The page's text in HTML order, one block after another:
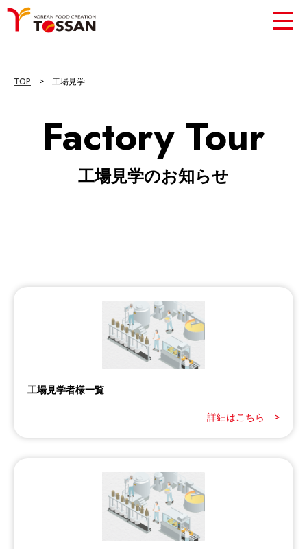
TOP > 工場見学
Factory Tour
工場見学のお知らせ
工場見学者様一覧
詳細はこちら >